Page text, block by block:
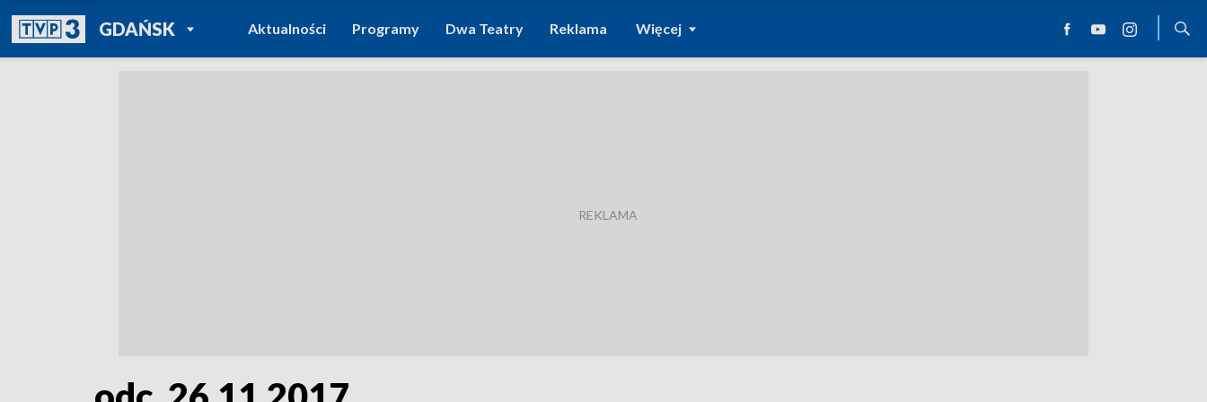
GDAŃSKPOWRÓT DO
TVP REGIONY
Aktualności Programy Dwa Teatry Reklama Więcej